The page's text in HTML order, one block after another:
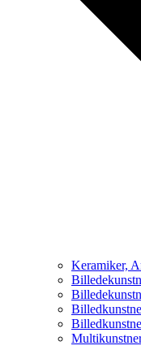
Keramiker,